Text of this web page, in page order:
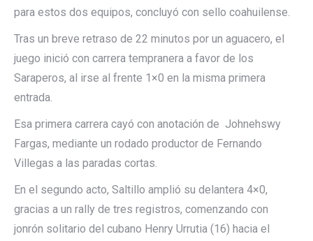
para estos dos equipos, concluyó con sello coahuilense.
Tras un breve retraso de 22 minutos por un aguacero, el
juego inició con carrera tempranera a favor de los
Saraperos, al irse al frente 1×0 en la misma primera
entrada.
Esa primera carrera cayó con anotación de Johnehswy
Fargas, mediante un rodado productor de Fernando
Villegas a las paradas cortas.
En el segundo acto, Saltillo amplió su delantera 4×0,
gracias a un rally de tres registros, comenzando con
jonrón solitario del cubano Henry Urrutia (16) hacia el